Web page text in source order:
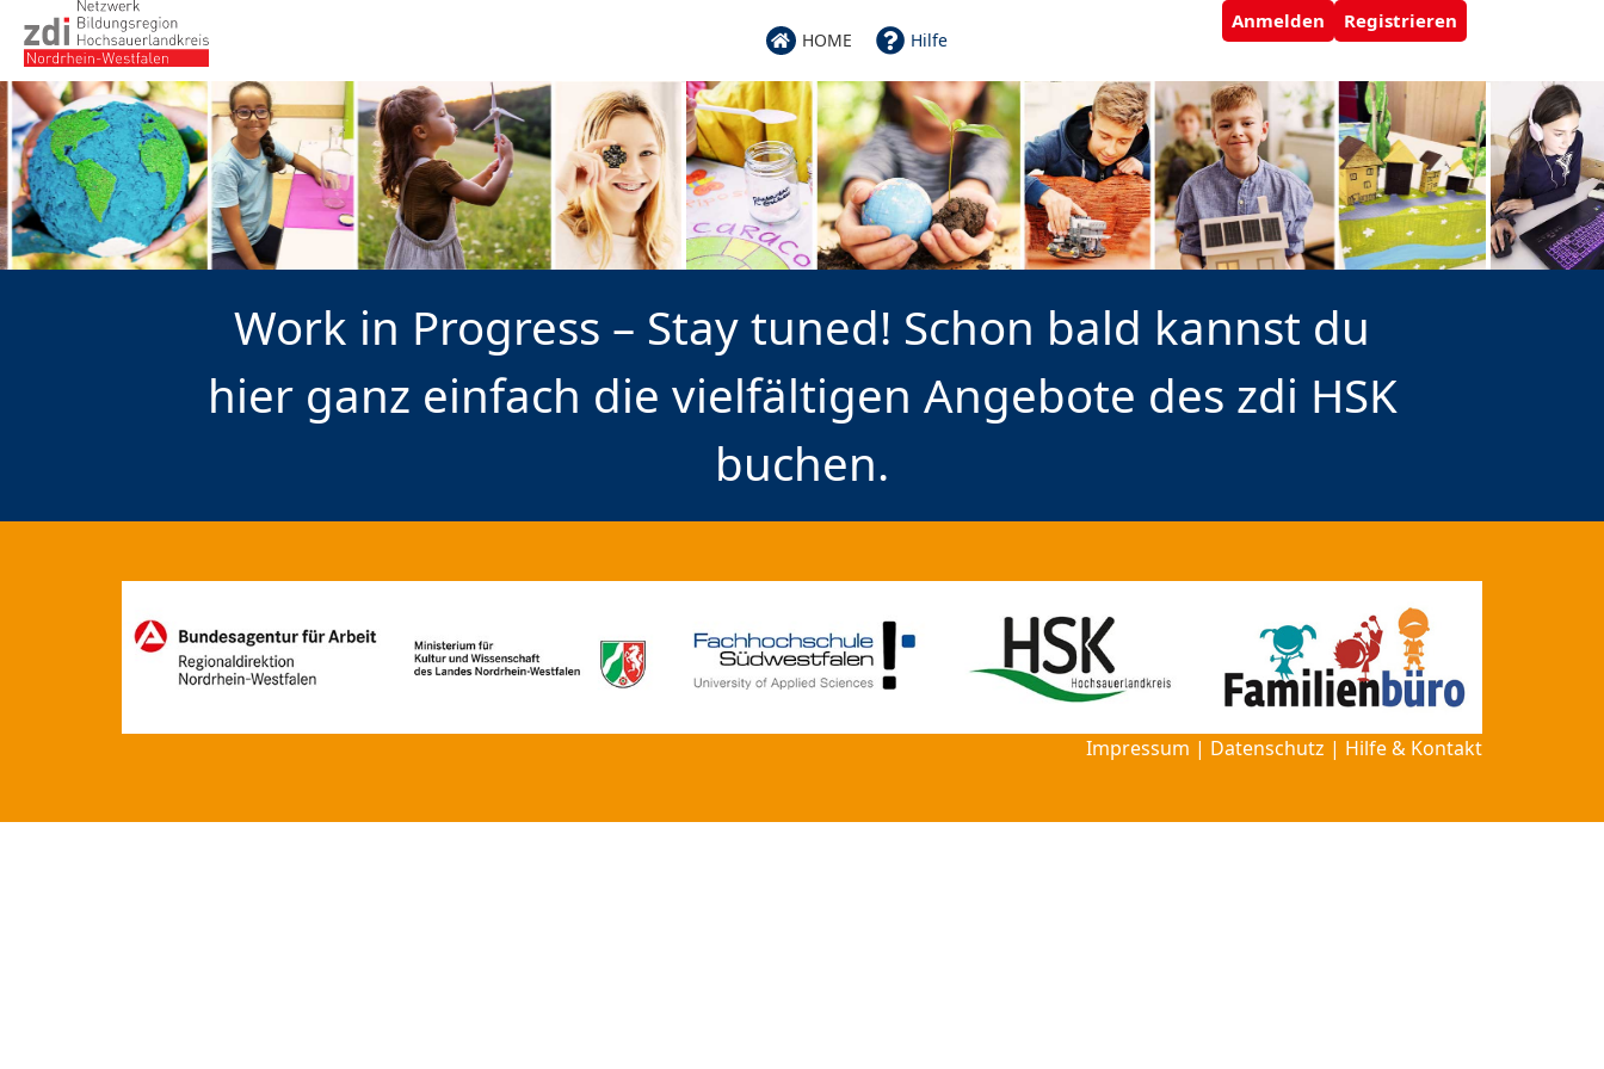
HOME Hilfe
Anmelden Registrieren
Work in Progress – Stay tuned! Schon bald kannst du
hier ganz einfach die vielfältigen Angebote des zdi HSK
buchen.
Impressum | Datenschutz | Hilfe & Kontakt